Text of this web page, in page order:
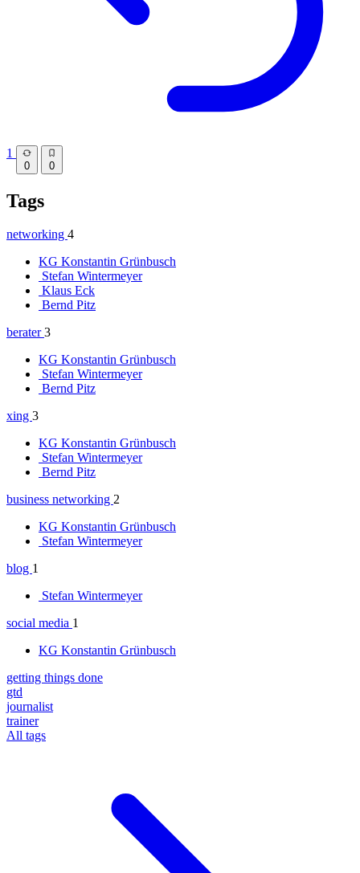
1
0 0
Tags
networking 4
KG Konstantin Grünbusch
Stefan Wintermeyer
Klaus Eck
Bernd Pitz
berater3
KG Konstantin Grünbusch
Stefan Wintermeyer
Bernd Pitz
xing 3
KG Konstantin Grünbusch
Stefan Wintermeyer
Bernd Pitz
business networking 2
KG Konstantin Grünbusch
Stefan Wintermeyer
blog 1
Stefan Wintermeyer
social media 1
KG Konstantin Grünbusch
getting things done
gtd
journalist
trainer
All tags